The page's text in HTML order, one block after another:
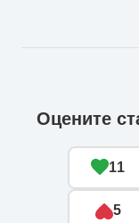
Оцените
11
5